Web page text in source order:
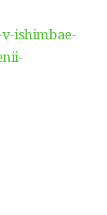
ishimbae-